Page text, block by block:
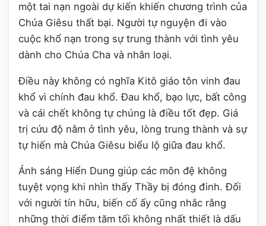
một tai nạn ngoài dự kiến khiến chương trình của
Chúa Giêsu thất bại. Người tự nguyện đi vào
cuộc khổ nạn trong sự trung thành với tình yêu
dành cho Chúa Cha và nhân loại.
Điều này không có nghĩa Kitô giáo tôn vinh đau
khổ vì chính đau khổ. Đau khổ, bạo lực, bất công
và cái chết không tự chúng là điều tốt đẹp. Giá
trị cứu độ nằm ở tình yêu, lòng trung thành và sự
tự hiến mà Chúa Giêsu biểu lộ giữa đau khổ.
Ánh sáng Hiển Dung giúp các môn đệ không
tuyệt vọng khi nhìn thấy Thầy bị đóng đinh. Đối
với người tín hữu, biến cố ấy cũng nhắc rằng
những thời điểm tăm tối không nhất thiết là dấu